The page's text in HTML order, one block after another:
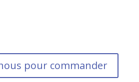
pour commander